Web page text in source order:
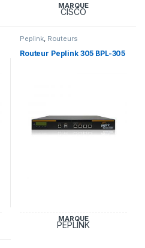
MARQUE
CISCO
Peplink Routeurs
Routeur Peplink 305 BPL-305
MARQUE
PEPLINK